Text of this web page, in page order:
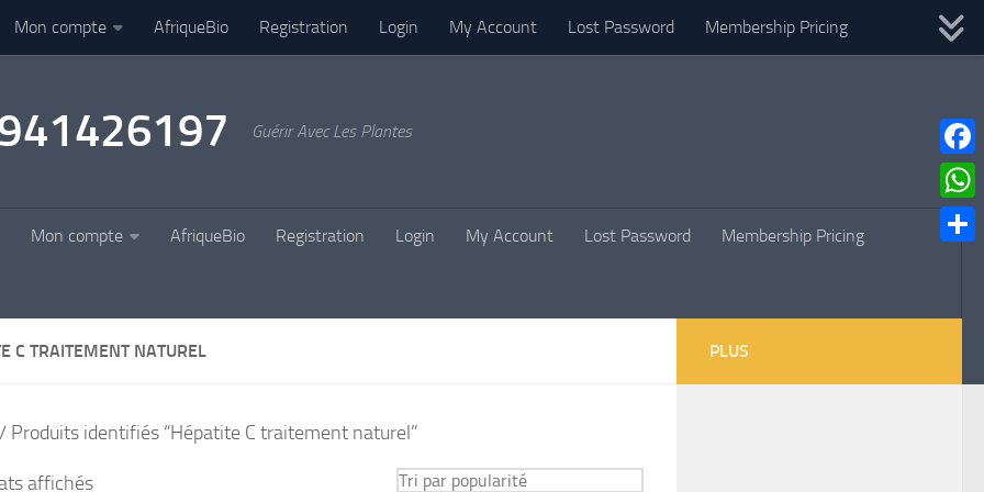
Mon compte AfriqueBio Registration Login My Account Lost Password Membership Pricing
Guérir Avec Les Plantes
Mon compte AfriqueBio Registration Login My Account Lost Password Membership Pricing
C TRAITEMENT NATUREL
/ Produits identifiés “Hépatite C traitement naturel”
affichésTrié
PLUS